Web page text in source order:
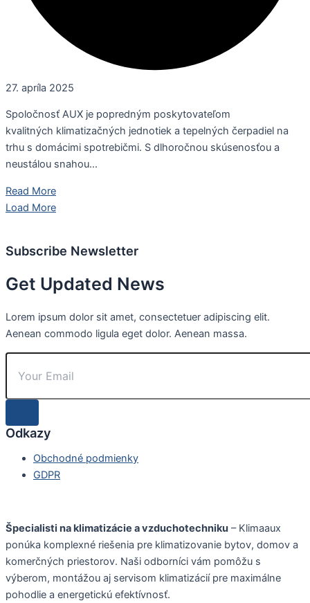
27. apríla 2025
Spoločnosť AUX je popredným poskytovateľom
kvalitných klimatizačných jednotiek a tepelných čerpadiel na
trhu s domácimi spotrebičmi. S dlhoročnou skúsenosťou a
neustálou snahou...
Read More
Load More
Subscribe Newsletter
Get Updated News
Lorem ipsum dolor sit amet, consectetuer adipiscing elit.
Aenean commodo ligula eget dolor. Aenean massa.
Odkazy
Obchodné podmienky
GDPR
Špecialisti na klimatizácie a vzduchotechniku – Klimaaux
ponúka komplexné riešenia pre klimatizovanie bytov, domov a
komerčných priestorov. Naši odborníci vám pomôžu s
výberom, montážou aj servisom klimatizácií pre maximálne
pohodlie a energetickú efektívnosť.